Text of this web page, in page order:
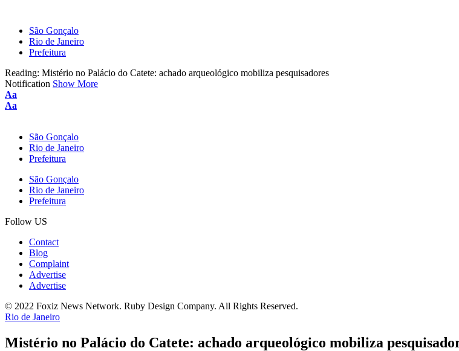
São Gonçalo
Rio de Janeiro
Prefeitura
Reading: Mistério no Palácio do Catete: achado arqueológico mobiliza pesquisadores
Notification Show More
Aa
Aa
São Gonçalo
Rio de Janeiro
Prefeitura
São Gonçalo
Rio de Janeiro
Prefeitura
Follow US
Contact
Blog
Complaint
Advertise
Advertise
© 2022 Foxiz News Network. Ruby Design Company. All Rights Reserved.
Rio de Janeiro
Mistério no Palácio do Catete: achado arqueológico mobiliza